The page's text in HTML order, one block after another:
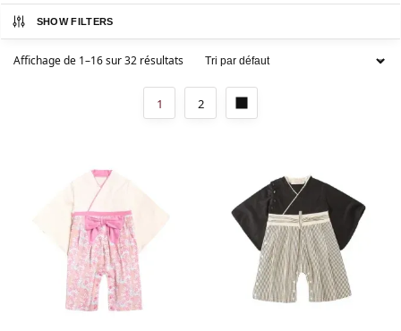
SHOW FILTERS
Affichage de 1–16 sur 32 résultats
1 2